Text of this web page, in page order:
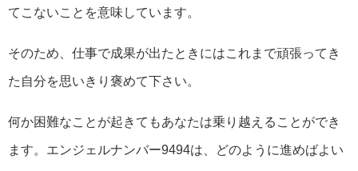
てこないことを意味しています。
そのため、仕事で成果が出たときにはこれまで頑張ってき
た自分を思いきり褒めて下さい。
何か困難なことが起きてもあなたは乗り越えることができ
ます。エンジェルナンバー9494は、どのように進めばよい